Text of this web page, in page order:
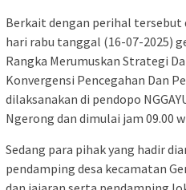
Berkait dengan perihal tersebut
hari rabu tanggal (16-07-2025)
Rangka Merumuskan Strategi
Konvergensi Pencegahan Dan
dilaksanakan di pendopo
Ngerong dan dimulai jam 09.00
Sedang para pihak yang hadir
pendamping desa kecamatan